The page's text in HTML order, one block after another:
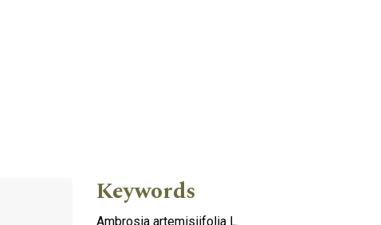
Keywords
Ambrosia artemisiifolia L.